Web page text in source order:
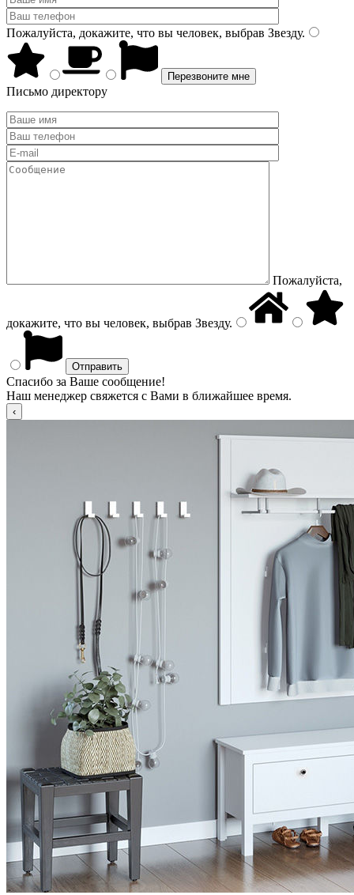
Пожалуйста, докажите, что вы человек, выбрав Звезду.
Письмо директору
Пожалуйста,
докажите, что вы человек, выбрав Звезду.
Спасибо за Ваше сообщение!
Наш менеджер свяжется с Вами в ближайшее время.